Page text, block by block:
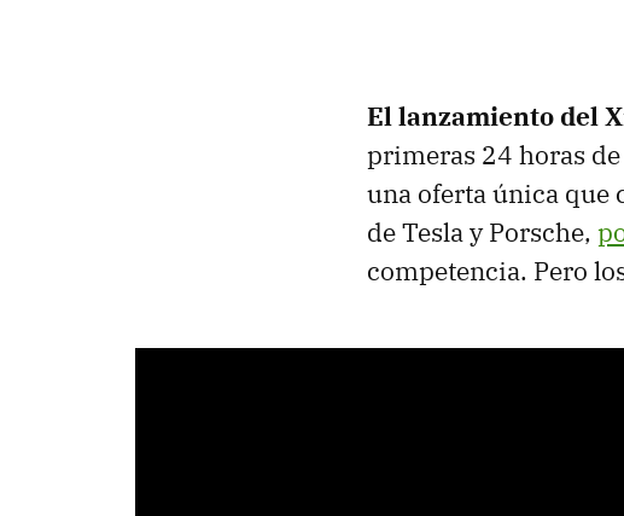
El lanzamiento del
primeras 24 horas
una oferta única que
de Tesla y Porsche,
competencia. Pero